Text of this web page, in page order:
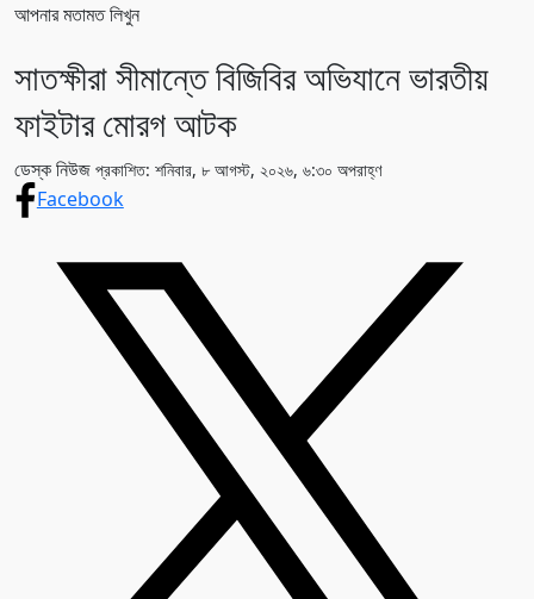
আপনার মতামত লিখুন
সাতক্ষীরা সীমান্তে বিজিবির অভিযানে ভারতীয়
ফাইটার মোরগ আটক
ডেস্ক নিউজ প্রকাশিত: শনিবার, ৮ আগস্ট, ২০২৬, ৬:৩০ অপরাহ্ণ
Facebook